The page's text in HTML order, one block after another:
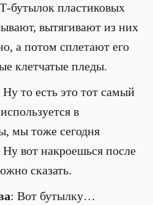
бутылок пластиковых
вытягивают из них
а потом сплетают его
клетчатые пледы.
Ну то есть это тот самый
в
мы тоже сегодня
вот накроешься после
сказать.
: Вот бутылку…